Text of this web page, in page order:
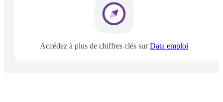
Accédez à plus de chiffres clés surData emploi